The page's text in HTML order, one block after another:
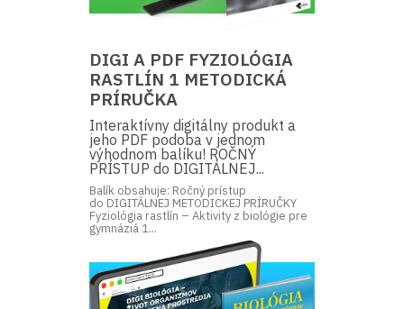
DIGI A PDF FYZIOLÓGIA
RASTLÍN 1 METODICKÁ
PRÍRUČKA
Interaktívny digitálny produkt a
jeho PDF podoba v jednom
výhodnom balíku! ROČNÝ
PRÍSTUP do DIGITÁLNEJ...
Balík obsahuje: Ročný prístup
do DIGITÁLNEJ METODICKEJ PRÍRUČKY
Fyziológia rastlín – Aktivity z biológie pre
gymnáziá 1...